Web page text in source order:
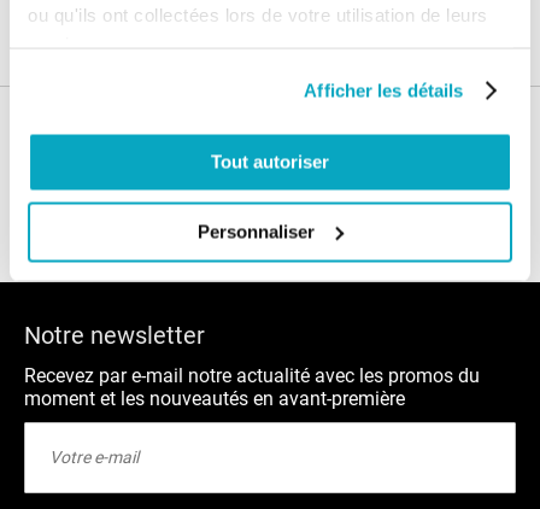
ou qu'ils ont collectées lors de votre utilisation de leurs
Afficher les détails
Tout autoriser
Personnaliser
Nos conseils
Blog FAQ
Notre newsletter
Recevez par e-mail notre actualité avec les promos du
moment et les nouveautés en avant-première